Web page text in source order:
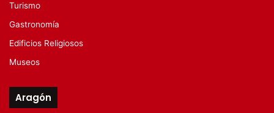
Turismo
Gastronomía
Edificios Religiosos
Museos
Aragón